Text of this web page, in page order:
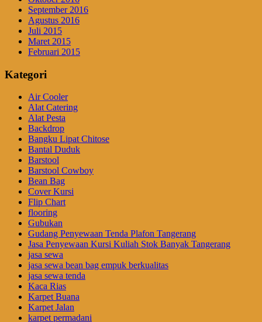
September 2016
Agustus 2016
Juli 2015
Maret 2015
Februari 2015
Kategori
Air Cooler
Alat Catering
Alat Pesta
Backdrop
Bangku Lipat Chitose
Bantal Duduk
Barstool
Barstool Cowboy
Bean Bag
Cover Kursi
Flip Chart
flooring
Gubukan
Gudang Penyewaan Tenda Plafon Tangerang
Jasa Penyewaan Kursi Kuliah Stok Banyak Tangerang
jasa sewa
jasa sewa bean bag empuk berkualitas
jasa sewa tenda
Kaca Rias
Karpet Buana
Karpet Jalan
karpet permadani